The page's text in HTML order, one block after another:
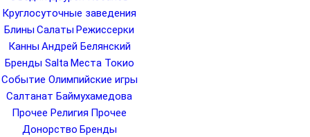
Круглосуточные заведения
Блины Салаты Режиссерки
Канны Андрей Белянский
Бренды Salta Места Токио
Событие Олимпийские игры
Салтанат Баймухамедова
Прочее Религия Прочее
Донорство Бренды